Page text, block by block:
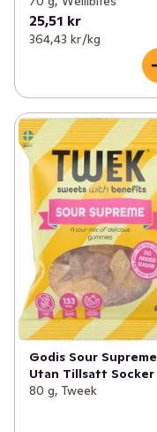
25,51 kr
364,43 kr /kg
Godis Sour Supreme
Utan Tillsatt Socker
80 g, Tweek